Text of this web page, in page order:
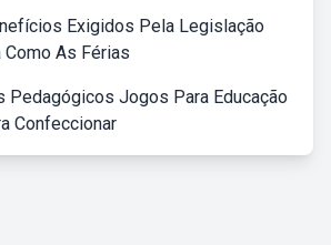
Exigidos Pela Legislação
Como As Férias
Pedagógicos Jogos Para Educação
Confeccionar